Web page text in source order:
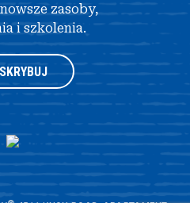
zasoby,
i szkolenia.